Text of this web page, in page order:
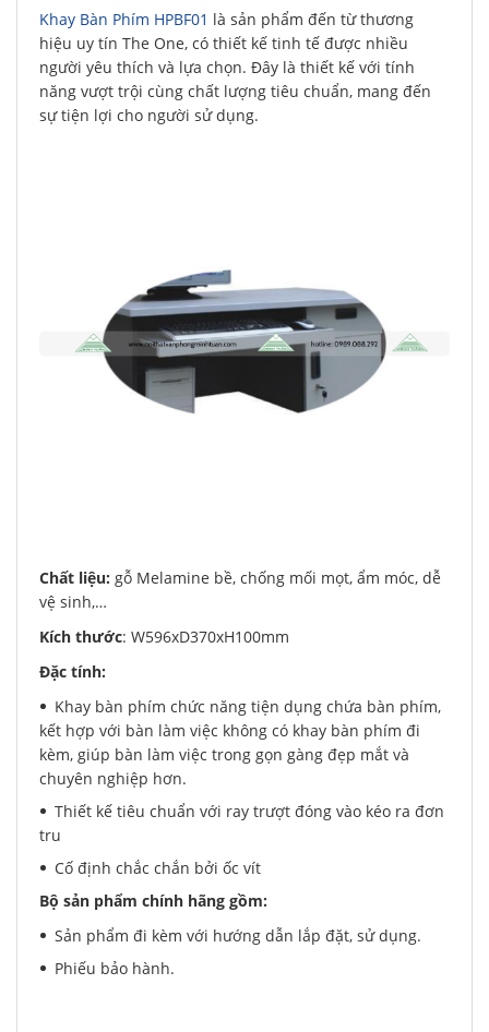
Khay Bàn Phím HPBF01 là sản phẩm đến từ thương
hiệu uy tín The One, có thiết kế tinh tế được nhiều
người yêu thích và lựa chọn. Đây là thiết kế với tính
năng vượt trội cùng chất lượng tiêu chuẩn, mang đến
sự tiện lợi cho người sử dụng.
Chất liệu: gỗ Melamine bề, chống mối mọt, ẩm móc, dễ
vệ sinh,…
Kích thước: W596xD370xH100mm
Đặc tính:
Khay bàn phím chức năng tiện dụng chứa bàn phím,
kết hợp với bàn làm việc không có khay bàn phím đi
kèm, giúp bàn làm việc trong gọn gàng đẹp mắt và
chuyên nghiệp hơn.
Thiết kế tiêu chuẩn với ray trượt đóng vào kéo ra đơn
tru
Cố định chắc chắn bởi ốc vít
Bộ sản phẩm chính hãng gồm:
Sản phẩm đi kèm với hướng dẫn lắp đặt, sử dụng.
Phiếu bảo hành.